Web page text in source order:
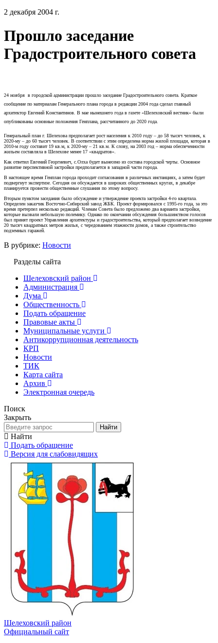
2 декабря 2004 г.
Прошло заседание
Градостроительного совета
24 ноября в городской администрации прошло заседание Градостроительного совета. Краткое
сообщение по материалам Генерального плана города в редакции 2004 года сделал главный
архитектор Евгений Константинов. В мае нынешнего года в газете «Шелеховский вестник» были
опубликованы основные положения Генплана, рассчитанного до 2020 года.
Генеральный план г. Шелехова предполагает рост населения к 2010 году – до 58 тысяч человек, к
2020-му – до 60 тысяч человек. В соответствии с этим определена норма жилой площади, которая в
2010-м году составит 19 кв.м, к 2020-му – 21 кв.м. К слову, на 2003 год – норма обеспеченности
жильем составляла в Шелехове менее 17 «квадратов».
Как ответил Евгений Георгиевич, с.Олха будет вынесено из состава городской черты. Основное
развитие перспективной застройки предполагается в западной части города.
В настоящее время Генплан города проходит согласования в различных инстанциях, а затем будет
подвергнут экспертизе. Сегодня он обсуждается в широких общественных кругах, в декабре
планируется провести общественные слушания по этому вопросу.
Вторым пунктом заседания было обсуждение и утверждение проекта застройки 4-го квартала.
Определен заказчик Восточно-Сибирский завод ЖБК. Проект формировался с 1995-го года, за это
время претерпел несколько редакций. Членам Совета было предложено два варианта застройки,
которые вызвали небольшую полемику. Однако по окончании обсуждения большинством голосов
был принят проект Управления архитектуры и градостроительства, который предполагает возведение
20 тысяч квадратных метров жилья, с чередованием этажности домов, а также строительство
подземных гаражей.
В рубрике: Новости
Разделы сайта
Шелеховский район
Администрация
Дума
Общественность
Подать обращение
Правовые акты
Муниципальные услуги
Антикоррупционная деятельность
КРП
Новости
ТИК
Карта сайта
Архив
Электронная очередь
Поиск
Закрыть
Найти
Найти
Подать обращение
Версия для слабовидящих
Шелеховский район
Официальный сайт